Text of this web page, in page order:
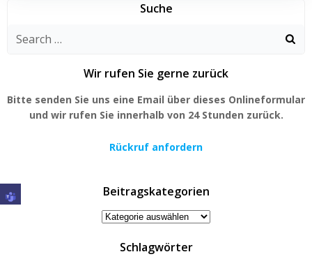
Suche
Search
Wir rufen Sie gerne zurück
Bitte senden Sie uns eine Email über dieses Onlineformular
und wir rufen Sie innerhalb von 24 Stunden zurück.
Rückruf anfordern
Beitragskategorien
Beitragskategorien
Schlagwörter